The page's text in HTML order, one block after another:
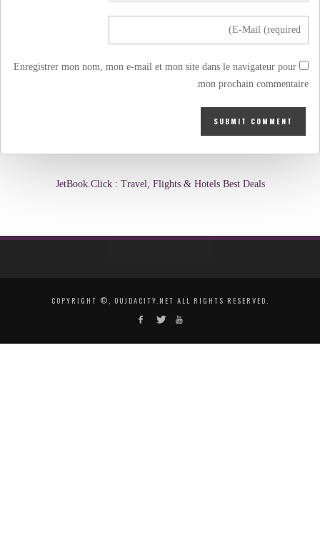
Enregistrer mon nom, mon e-mail et mon site dans le navigateur pour
mon prochain commentaire.
JetBook.Click : Travel, Flights & Hotels Best Deals
COPYRIGHT ©, OUJDACITY.NET ALL RIGHTS RESERVED.